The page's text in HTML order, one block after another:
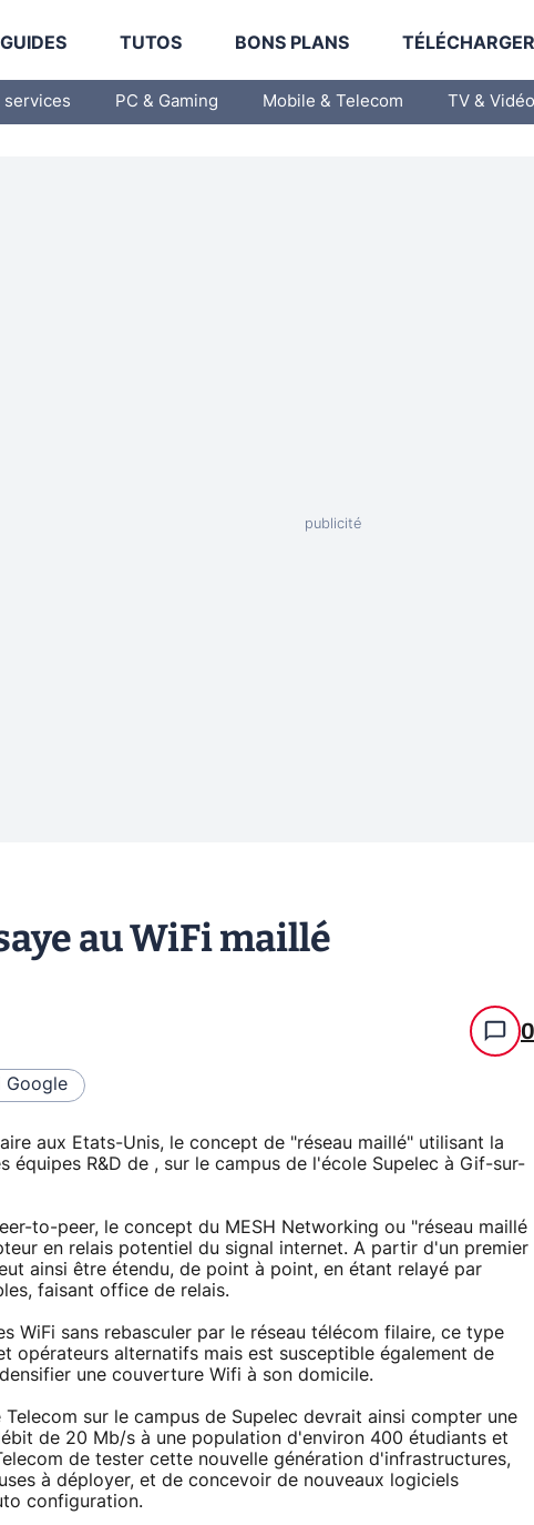
GUIDES TUTOS BONS PLANS
services PC & Gaming Mobile & Telecom TV & Vidéo
au WiFi maillé
0
Google
aux Etats-Unis, le concept de "réseau maillé" utilisant la
équipes R&D de , sur le campus de l'école Supelec à Gif-sur-
to-peer, le concept du MESH Networking ou "réseau maillé
en relais potentiel du signal internet. A partir d'un premier
ainsi être étendu, de point à point, en étant relayé par
faisant office de relais.
WiFi sans rebasculer par le réseau télécom filaire, ce type
opérateurs alternatifs mais est susceptible également de
une couverture Wifi à son domicile.
sur le campus de Supelec devrait ainsi compter une
de 20 Mb/s à une population d'environ 400 étudiants et
de tester cette nouvelle génération d'infrastructures,
à déployer, et de concevoir de nouveaux logiciels
configuration.